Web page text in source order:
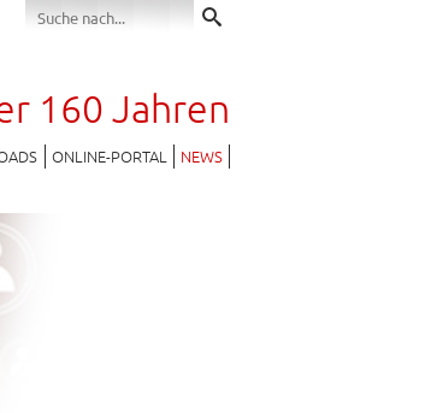
160 Jahren
ONLINE-PORTAL NEWS